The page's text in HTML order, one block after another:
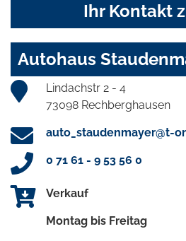
Ihr Kontakt
Autohaus
Lindachstr 2 - 4
73098 Rechberghausen
auto_staudenmayer@t-
0 71 61 - 9 53 56 0
Verkauf
Montag bis Freitag